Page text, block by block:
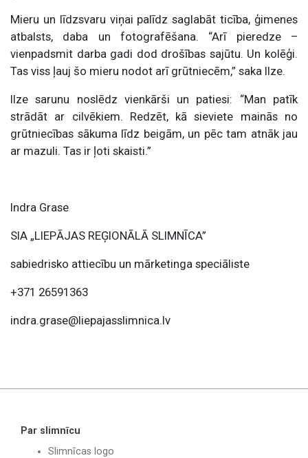
Mieru un līdzsvaru viņai palīdz saglabāt ticība, ģimenes
atbalsts, daba un fotografēšana. “Arī pieredze –
vienpadsmit darba gadi dod drošības sajūtu. Un kolēģi.
Tas viss ļauj šo mieru nodot arī grūtniecēm,” saka Ilze.
Ilze sarunu noslēdz vienkārši un patiesi: “Man patīk
strādāt ar cilvēkiem. Redzēt, kā sieviete mainās no
grūtniecības sākuma līdz beigām, un pēc tam atnāk jau
ar mazuli. Tas ir ļoti skaisti.”
Indra Grase
SIA „LIEPĀJAS REĢIONĀLĀ SLIMNĪCA”
sabiedrisko attiecību un mārketinga speciāliste
+371 26591363
indra.grase@liepajasslimnica.lv
Par slimnīcu
Slimnīcas logo